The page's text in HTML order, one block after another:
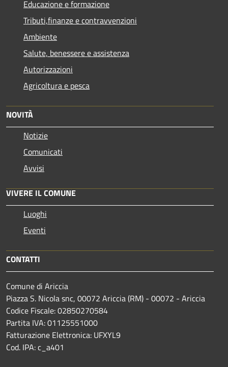
Educazione e formazione
Tributi,finanze e contravvenzioni
Ambiente
Salute, benessere e assistenza
Autorizzazioni
Agricoltura e pesca
NOVITÀ
Notizie
Comunicati
Avvisi
VIVERE IL COMUNE
Luoghi
Eventi
CONTATTI
Comune di Ariccia
Piazza S. Nicola snc, 00072 Ariccia (RM) - 00072 - Ariccia
Codice Fiscale: 02850270584
Partita IVA: 01125551000
Fatturazione Elettronica: UFXYL9
Cod. IPA: c_a401